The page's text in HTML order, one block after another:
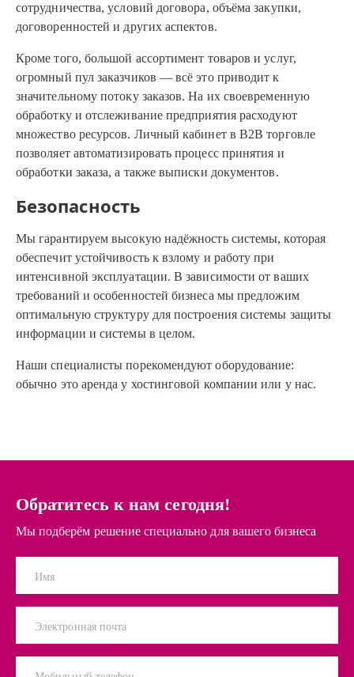
сотрудничества, условий договора, объёма закупки,
договоренностей и других аспектов.
Кроме того, большой ассортимент товаров и услуг,
огромный пул заказчиков — всё это приводит к
значительному потоку заказов. На их своевременную
обработку и отслеживание предприятия расходуют
множество ресурсов. Личный кабинет в B2B торговле
позволяет автоматизировать процесс принятия и
обработки заказа, а также выписки документов.
Безопасность
Мы гарантируем высокую надёжность системы, которая
обеспечит устойчивость к взлому и работу при
интенсивной эксплуатации. В зависимости от ваших
требований и особенностей бизнеса мы предложим
оптимальную структуру для построения системы защиты
информации и системы в целом.
Наши специалисты порекомендуют оборудование:
обычно это аренда у хостинговой компании или у нас.
Обратитесь к нам сегодня!
Мы подберём решение специально для вашего бизнеса
Имя
Электронная почта